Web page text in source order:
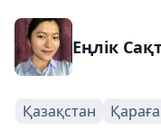
Еңлік
Қазақстан